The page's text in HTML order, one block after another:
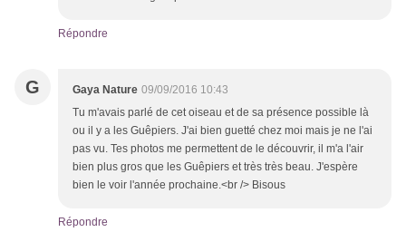
Répondre
G Gaya Nature 09/09/2016 10:43
Tu m'avais parlé de cet oiseau et de sa présence possible là
ou il y a les Guêpiers. J'ai bien guetté chez moi mais je ne l'ai
pas vu. Tes photos me permettent de le découvrir, il m'a l'air
bien plus gros que les Guêpiers et très très beau. J'espère
bien le voir l'année prochaine.<br /> Bisous
Répondre